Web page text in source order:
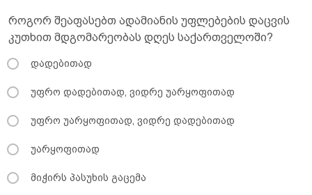
როგორ შეაფასებთ ადამიანის უფლებების დაცვის
კუთხით მდგომარეობას დღეს საქართველოში?
დადებითად
უფრო დადებითად, ვიდრე უარყოფითად
უფრო უარყოფითად, ვიდრე დადებითად
უარყოფითად
მიჭირს პასუხის გაცემა